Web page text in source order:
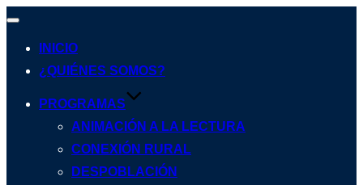
Alternar
INICIO
¿QUIÉNES SOMOS?
PROGRAMAS
ANIMACIÓN A LA LECTURA
CONEXIÓN RURAL
DESPOBLACIÓN